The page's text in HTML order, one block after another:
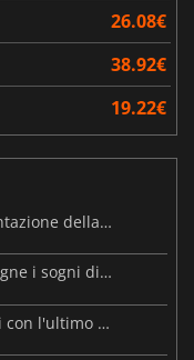
26.08€
38.92€
19.22€
MARVEL Tōkon debutta con la presentazione della roadmap per il primo anno
Steam Frame: il prezzo trapelato spegne i sogni di un VR economico
Palworld: Sunreach e boss più stabili con l'ultimo update